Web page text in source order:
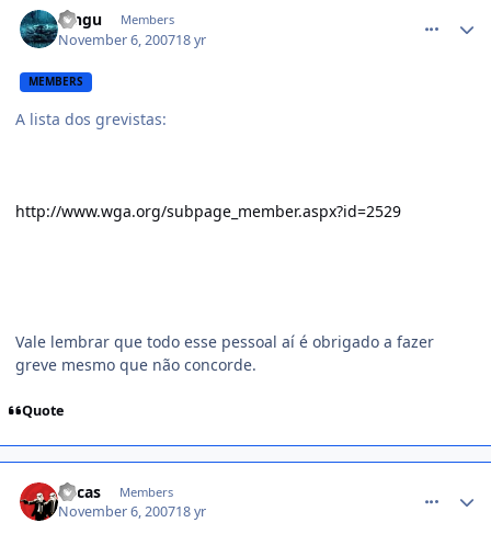
Ringu Members
November 6, 200718 yr
MEMBERS
A lista dos grevistas:
http://www.wga.org/subpage_member.aspx?id=2529
Vale lembrar que todo esse pessoal aí é obrigado a fazer
greve mesmo que não concorde.
Quote
Lucas Members
November 6, 200718 yr